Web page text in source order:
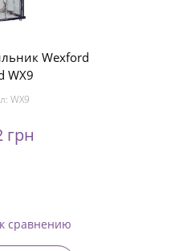
Wexford
WX9
WX9
грн
сравнению